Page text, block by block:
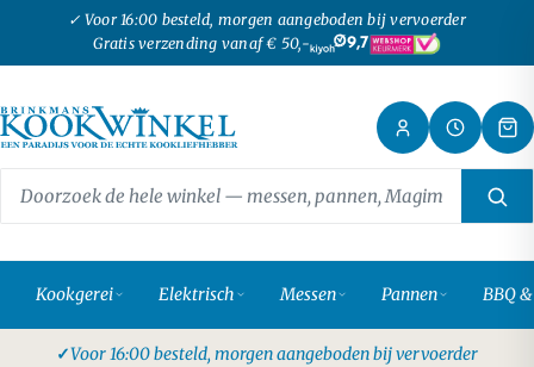
✓ Voor 16:00 besteld, morgen aangeboden bij vervoerder
Gratis verzending vanaf € 50,-
9,7
Kookgerei Elektrisch Messen Pannen BBQ
Voor 16:00 besteld, morgen aangeboden bij vervoerder